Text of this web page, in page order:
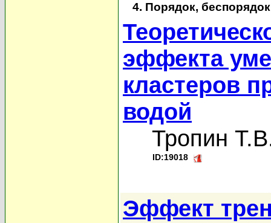
4. Порядок,
эффекта
кластеров
водой
Тропин
ID:19018
Эффект